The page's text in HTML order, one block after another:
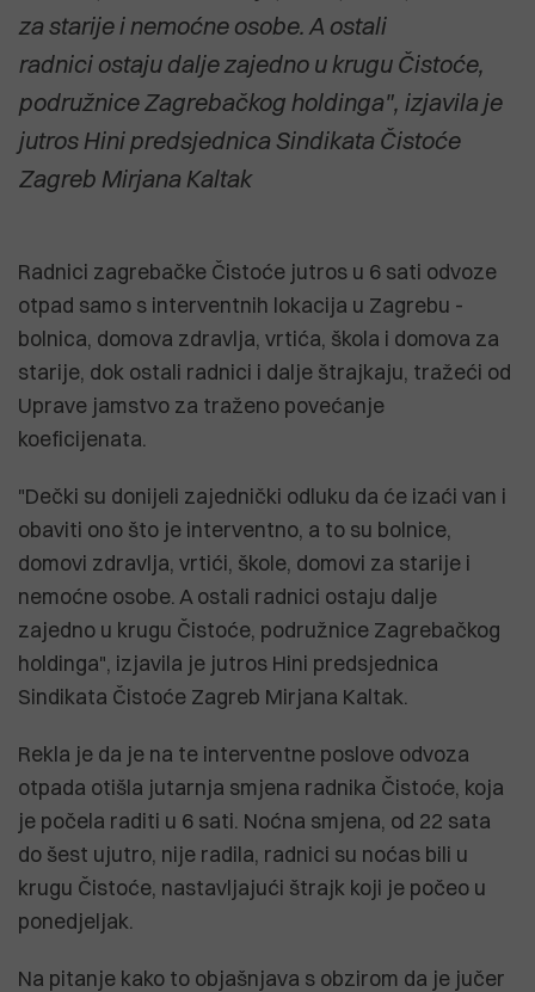
za starije i nemoćne osobe. A ostali
radnici ostaju dalje zajedno u krugu Čistoće,
podružnice Zagrebačkog holdinga", izjavila je
jutros Hini predsjednica Sindikata Čistoće
Zagreb Mirjana Kaltak
Radnici zagrebačke Čistoće jutros u 6 sati odvoze
otpad samo s interventnih lokacija u Zagrebu -
bolnica, domova zdravlja, vrtića, škola i domova za
starije, dok ostali radnici i dalje štrajkaju, tražeći od
Uprave jamstvo za traženo povećanje
koeficijenata.
"Dečki su donijeli zajednički odluku da će izaći van i
obaviti ono što je interventno, a to su bolnice,
domovi zdravlja, vrtići, škole, domovi za starije i
nemoćne osobe. A ostali radnici ostaju dalje
zajedno u krugu Čistoće, podružnice Zagrebačkog
holdinga", izjavila je jutros Hini predsjednica
Sindikata Čistoće Zagreb Mirjana Kaltak.
Rekla je da je na te interventne poslove odvoza
otpada otišla jutarnja smjena radnika Čistoće, koja
je počela raditi u 6 sati. Noćna smjena, od 22 sata
do šest ujutro, nije radila, radnici su noćas bili u
krugu Čistoće, nastavljajući štrajk koji je počeo u
ponedjeljak.
Na pitanje kako to objašnjava s obzirom da je jučer